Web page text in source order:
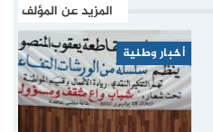
المزيد عن المؤلف
أخبار وطنية